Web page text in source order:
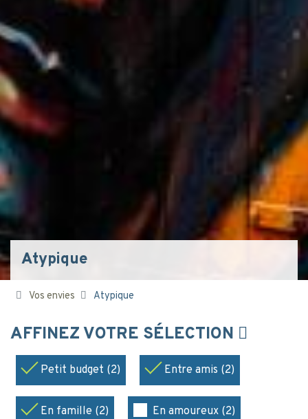
Atypique
Vos envies Atypique
AFFINEZ VOTRE SÉLECTION
Petit budget (2) Entre amis (2)
En famille (2) En amoureux (2)